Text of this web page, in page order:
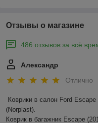
Отзывы о магазине
486 отзывов за всё
Александр
Отлично
Коврики в салон Ford
(Norplast).
Коврик в багажник Escape